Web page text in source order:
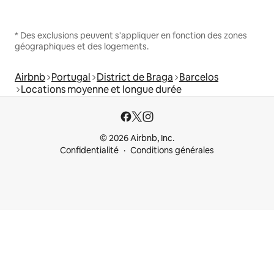
* Des exclusions peuvent s'appliquer en fonction des zones
géographiques et des logements.
Airbnb Portugal District de Braga Barcelos
Locations moyenne et longue durée
© 2026 Airbnb, Inc.
Confidentialité
Conditions générales